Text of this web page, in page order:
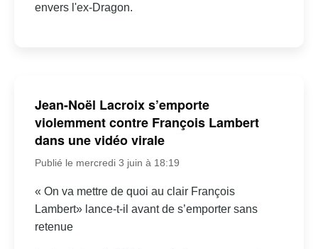
envers l'ex-Dragon.
Jean-Noël Lacroix s’emporte
violemment contre François Lambert
dans une vidéo virale
Publié le mercredi 3 juin à 18:19
« On va mettre de quoi au clair François
Lambert» lance-t-il avant de s’emporter sans
retenue